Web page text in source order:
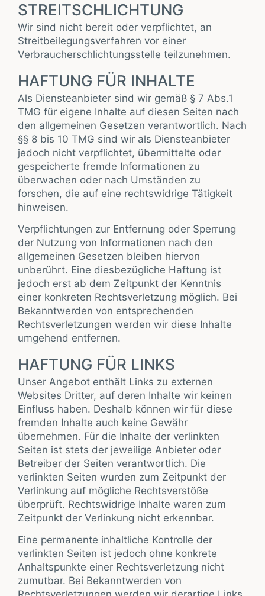
STREITSCHLICHTUNG
Wir sind nicht bereit oder verpflichtet, an
Streitbeilegungsverfahren vor einer
Verbraucherschlichtungsstelle teilzunehmen.
HAFTUNG FÜR INHALTE
Als Diensteanbieter sind wir gemäß § 7 Abs.1
TMG für eigene Inhalte auf diesen Seiten nach
den allgemeinen Gesetzen verantwortlich. Nach
§§ 8 bis 10 TMG sind wir als Diensteanbieter
jedoch nicht verpflichtet, übermittelte oder
gespeicherte fremde Informationen zu
überwachen oder nach Umständen zu
forschen, die auf eine rechtswidrige Tätigkeit
hinweisen.
Verpflichtungen zur Entfernung oder Sperrung
der Nutzung von Informationen nach den
allgemeinen Gesetzen bleiben hiervon
unberührt. Eine diesbezügliche Haftung ist
jedoch erst ab dem Zeitpunkt der Kenntnis
einer konkreten Rechtsverletzung möglich. Bei
Bekanntwerden von entsprechenden
Rechtsverletzungen werden wir diese Inhalte
umgehend entfernen.
HAFTUNG FÜR LINKS
Unser Angebot enthält Links zu externen
Websites Dritter, auf deren Inhalte wir keinen
Einfluss haben. Deshalb können wir für diese
fremden Inhalte auch keine Gewähr
übernehmen. Für die Inhalte der verlinkten
Seiten ist stets der jeweilige Anbieter oder
Betreiber der Seiten verantwortlich. Die
verlinkten Seiten wurden zum Zeitpunkt der
Verlinkung auf mögliche Rechtsverstöße
überprüft. Rechtswidrige Inhalte waren zum
Zeitpunkt der Verlinkung nicht erkennbar.
Eine permanente inhaltliche Kontrolle der
verlinkten Seiten ist jedoch ohne konkrete
Anhaltspunkte einer Rechtsverletzung nicht
zumutbar. Bei Bekanntwerden von